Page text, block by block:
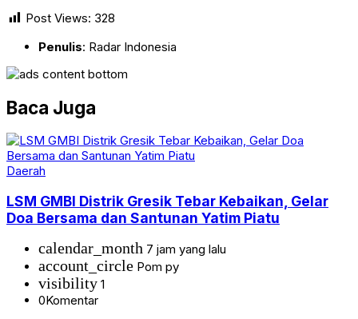
Post Views: 328
Penulis: Radar Indonesia
Baca Juga
Daerah
LSM GMBI Distrik Gresik Tebar Kebaikan, Gelar
Doa Bersama dan Santunan Yatim Piatu
calendar_month 7 jam yang lalu
account_circle Pom py
visibility 1
0Komentar